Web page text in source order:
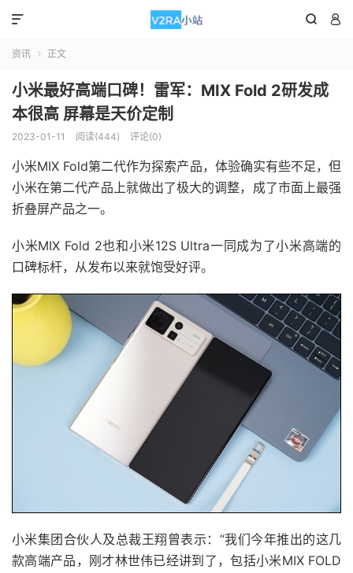
 

资讯  正文
小米最好高端口碑！雷军：MIX Fold 2研发成
本很高 屏幕是天价定制
2023-01-11 阅读(444) 评论(0)
小米MIX Fold第二代作为探索产品，体验确实有些不足，但
小米在第二代产品上就做出了极大的调整，成了市面上最强
折叠屏产品之一。
小米MIX Fold 2也和小米12S Ultra一同成为了小米高端的
口碑标杆，从发布以来就饱受好评。
小米集团合伙人及总裁王翔曾表示：“我们今年推出的这几
款高端产品，刚才林世伟已经讲到了，包括小米MIX FOLD